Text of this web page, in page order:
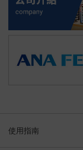
使用指南